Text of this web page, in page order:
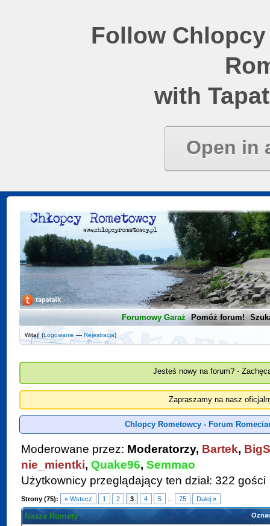
Follow
with
Open in
Forumowy Garaż Pomóż forum!
Witaj! (Logowanie —Rejestracja)
Jesteś nowy na forum? -
Zapraszamy na nasz
Chlopcy Rometowcy - Forum
Moderowane przez: Moderatorzy, Bartek,
nie_mientki,Quake96,Semmao
Użytkownicy przeglądający ten dział: 322 gości
Strony (75): « Wstecz 1 2 3 4 5 75 Dalej »
Nasze Romety